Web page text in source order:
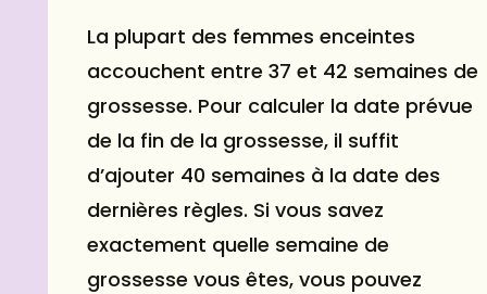
La plupart des femmes enceintes
accouchent entre 37 et 42 semaines de
grossesse. Pour calculer la date prévue
de la fin de la grossesse, il suffit
d’ajouter 40 semaines à la date des
dernières règles. Si vous savez
exactement quelle semaine de
grossesse vous êtes, vous pouvez